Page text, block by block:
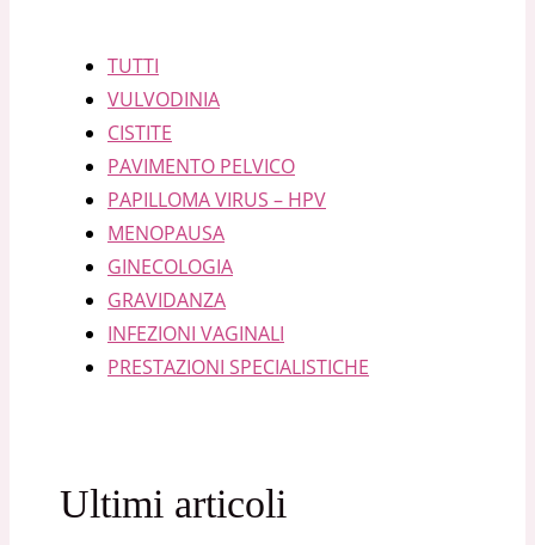
TUTTI
VULVODINIA
CISTITE
PAVIMENTO PELVICO
PAPILLOMA VIRUS – HPV
MENOPAUSA
GINECOLOGIA
GRAVIDANZA
INFEZIONI VAGINALI
PRESTAZIONI SPECIALISTICHE
Ultimi articoli